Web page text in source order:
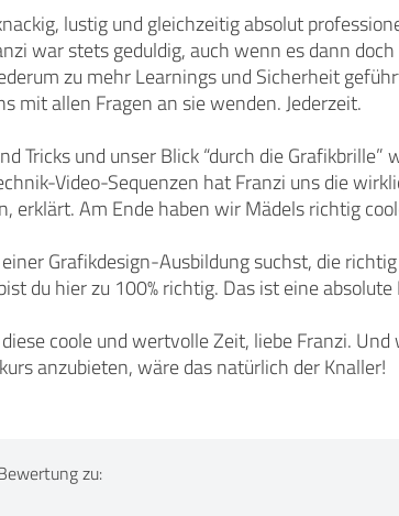
lustig und gleichzeitig absolut
war stets geduldig, auch wenn es dann
zu mehr Learnings und Sicherheit
mit allen Fragen an sie wenden. Jederzeit.
Tricks und unser Blick “durch die
Video-Sequenzen hat Franzi uns die
erklärt. Am Ende haben wir Mädels richtig
Grafikdesign-Ausbildung suchst, die
du hier zu 100% richtig. Das ist eine
coole und wertvolle Zeit, liebe Franzi.
anzubieten, wäre das natürlich der Knaller!
zu: